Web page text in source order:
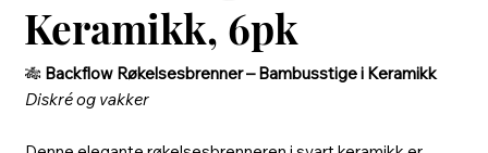
Keramikk, 6pk
🎋 Backflow Røkelsesbrenner – Bambusstige i Keramikk
Diskré og vakker